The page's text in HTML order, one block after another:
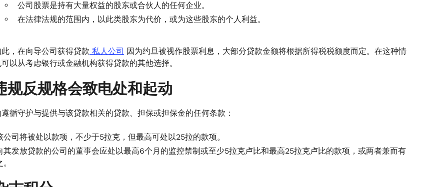
公司股票是持有大量权益的股东或合伙人的任何企业。
在法律法规的范围内，以此类股东为代价，或为这些股东的个人利益。
，在向导公司获得贷款 私人公司 因为约旦被视作股票利息，大部分贷款金额将根据所得税税额度而定。在这种情
以从考虑银行或金融机构获得贷款的其他选择。
规反规格会致电处和起动
循守护与提供与该贷款相关的贷款、担保或担保金的任何条款：
公司将被处以款项，不少于5拉克，但最高可处以25拉的款项。
其发放贷款的公司的董事会应处以最高6个月的监控禁制或至少5拉克卢比和最高25拉克卢比的款项，或两者兼而有